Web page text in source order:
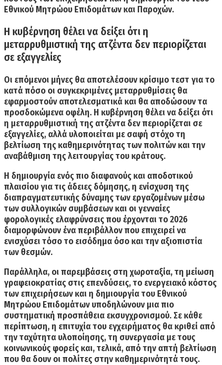
Εθνικού Μητρώου Επιδομάτων και Παροχών.
Η κυβέρνηση θέλει να δείξει ότι η
μεταρρυθμιστική της ατζέντα δεν περιορίζεται
σε εξαγγελίες
Οι επόμενοι μήνες θα αποτελέσουν κρίσιμο τεστ για το
κατά πόσο οι συγκεκριμένες μεταρρυθμίσεις θα
εφαρμοστούν αποτελεσματικά και θα αποδώσουν τα
προσδοκώμενα οφέλη. Η κυβέρνηση θέλει να δείξει ότι
η μεταρρυθμιστική της ατζέντα δεν περιορίζεται σε
εξαγγελίες, αλλά υλοποιείται με σαφή στόχο τη
βελτίωση της καθημερινότητας των πολιτών και την
αναβάθμιση της λειτουργίας του κράτους.
Η δημιουργία ενός πιο διαφανούς και αποδοτικού
πλαισίου για τις άδειες δόμησης, η ενίσχυση της
διαπραγματευτικής δύναμης των εργαζομένων μέσω
των συλλογικών συμβάσεων και οι γενναίες
φορολογικές ελαφρύνσεις που έρχονται το 2026
διαμορφώνουν ένα περιβάλλον που επιχειρεί να
ενισχύσει τόσο το εισόδημα όσο και την αξιοπιστία
των θεσμών.
Παράλληλα, οι παρεμβάσεις στη χωροταξία, τη μείωση
γραφειοκρατίας στις επενδύσεις, το ενεργειακό κόστος
των επιχειρήσεων και η δημιουργία του Εθνικού
Μητρώου Επιδομάτων υποδηλώνουν μια πιο
συστηματική προσπάθεια εκσυγχρονισμού. Σε κάθε
περίπτωση,η επιτυχία του εγχειρήματος θα κριθεί από
την ταχύτητα υλοποίησης, τη συνεργασία με τους
κοινωνικούς φορείς και, τελικά, από την απτή βελτίωση
που θα δουν οι πολίτες στην καθημερινότητά τους.